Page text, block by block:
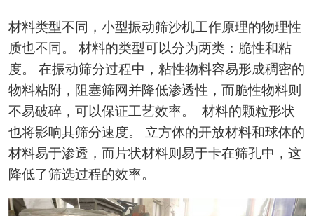
材料类型不同，小型振动筛沙机工作原理的物理性
质也不同。 材料的类型可以分为两类：脆性和粘
度。 在振动筛分过程中，粘性物料容易形成稠密的
物料粘附，阻塞筛网并降低渗透性，而脆性物料则
不易破碎，可以保证工艺效率。 材料的颗粒形状
也将影响其筛分速度。 立方体的开放材料和球体的
材料易于渗透，而片状材料则易于卡在筛孔中，这
降低了筛选过程的效率。